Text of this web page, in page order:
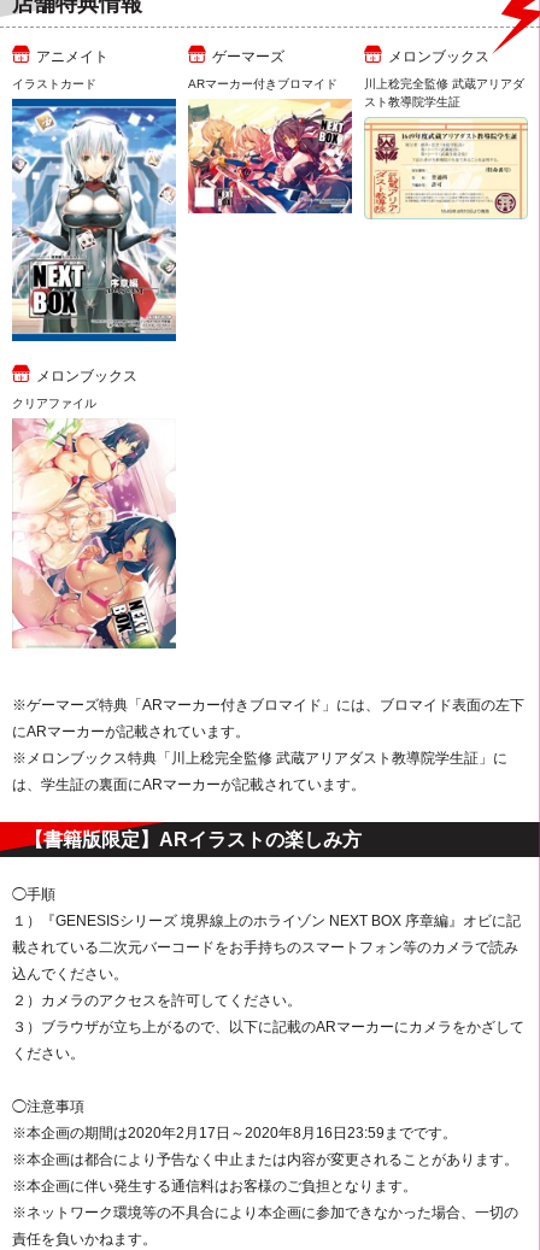
アニメイト
イラストカード
ゲーマーズ
ARマーカー付きブロマイド
メロンブックス
川上稔完全監修 武蔵アリアダ
スト教導院学生証
メロンブックス
クリアファイル
※ゲーマーズ特典「ARマーカー付きブロマイド」には、ブロマイド表面の左下
にARマーカーが記載されています。
※メロンブックス特典「川上稔完全監修 武蔵アリアダスト教導院学生証」に
は、学生証の裏面にARマーカーが記載されています。
【書籍版限定】ARイラストの楽しみ方
◯手順
１）『GENESISシリーズ 境界線上のホライゾン NEXT BOX 序章編』オビに記
載されている二次元バーコードをお手持ちのスマートフォン等のカメラで読み
込んでください。
２）カメラのアクセスを許可してください。
３）ブラウザが立ち上がるので、以下に記載のARマーカーにカメラをかざして
ください。
◯注意事項
※本企画の期間は2020年2月17日～2020年8月16日23:59までです。
※本企画は都合により予告なく中止または内容が変更されることがあります。
※本企画に伴い発生する通信料はお客様のご負担となります。
※ネットワーク環境等の不具合により本企画に参加できなかった場合、一切の
責任を負いかねます。